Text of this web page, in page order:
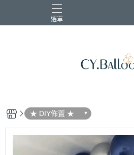
選單
★ DIY佈置 ★